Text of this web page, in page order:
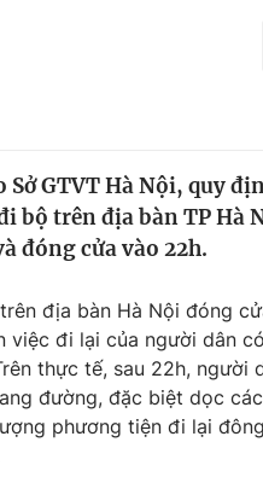
tế
Sở GTVT Hà Nội, quy
bộ trên địa bàn TP Hà
đóng cửa vào 22h.
địa bàn Hà Nội đóng
việc đi lại của người dân
thực tế, sau 22h, người
đường, đặc biệt dọc
phương tiện đi lại